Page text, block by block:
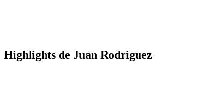
Highlights de Juan Rodriguez